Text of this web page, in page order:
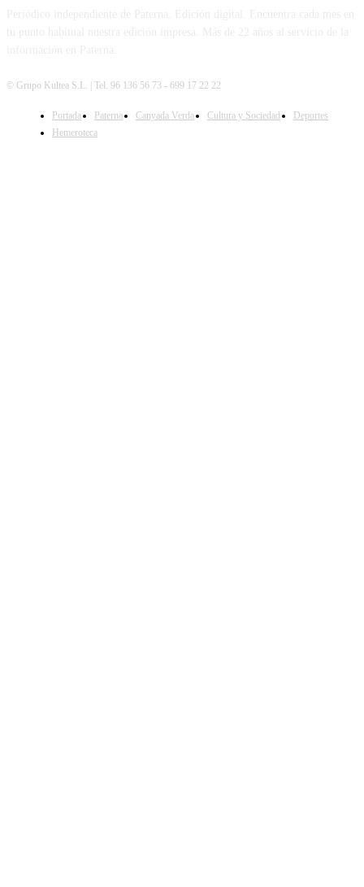
SÍGUENOS
© Grupo Kultea S.L. | Tel. 96 136 56 73 - 699 17 22 22
Portada Paterna Canyada Verda Cultura y Sociedad
Deportes
Hemeroteca